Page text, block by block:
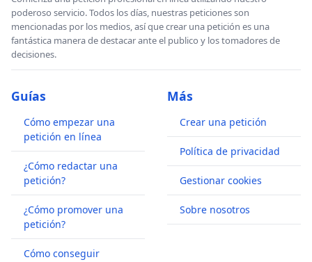
poderoso servicio. Todos los días, nuestras peticiones son
mencionadas por los medios, así que crear una petición es una
fantástica manera de destacar ante el publico y los tomadores de
decisiones.
Guías
Cómo empezar una
petición en línea
¿Cómo redactar una
petición?
¿Cómo promover una
petición?
Cómo conseguir
Más
Crear una petición
Política de privacidad
Gestionar cookies
Sobre nosotros